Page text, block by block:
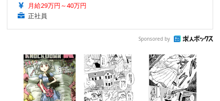
月給29万円～40万円
正社員
Sponsored by